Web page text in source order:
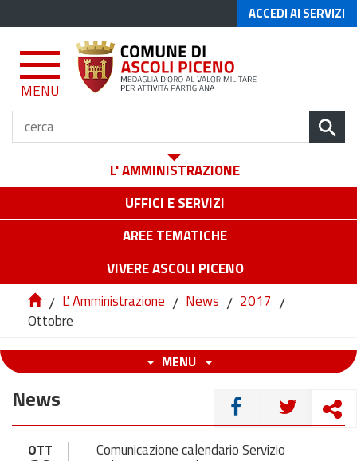
ACCEDI AI SERVIZI
MENU
L' AMMINISTRAZIONE
UFFICI E SERVIZI
AREE TEMATICHE
VIVERE ASCOLI PICENO
/ L' Amministrazione / News / 2017 /
Ottobre
MENU
CONDIVIDI
News
OTT Comunicazione calendario Servizio